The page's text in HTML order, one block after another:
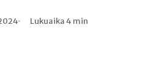
Lukuaika 4 min